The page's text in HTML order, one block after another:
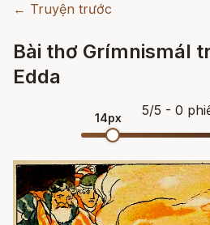
← Truyện trước
Bài thơ Grímnismál
Edda
5/5 - 0
14px